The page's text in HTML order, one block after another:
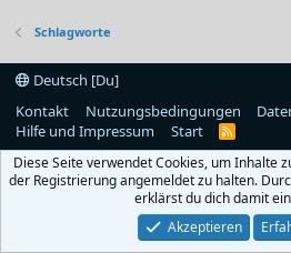
Schlagworte
Deutsch [Du]
Kontakt
Nutzungsbedingungen
Hilfe und Impressum
Start
R
S
Diese Seite verwendet Cookies, um Inhalte
der Registrierung angemeldet zu halten.
erklärst du dich damit
Akzeptieren